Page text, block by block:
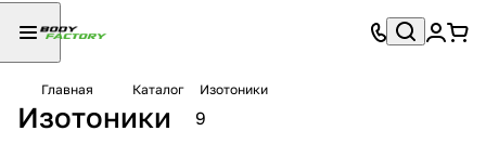
Главная Каталог Изотоники
Изотоники 9